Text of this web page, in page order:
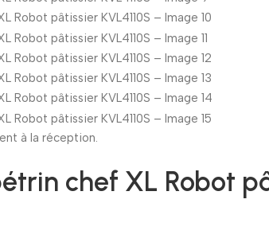
à la réception.
chef XL Robot